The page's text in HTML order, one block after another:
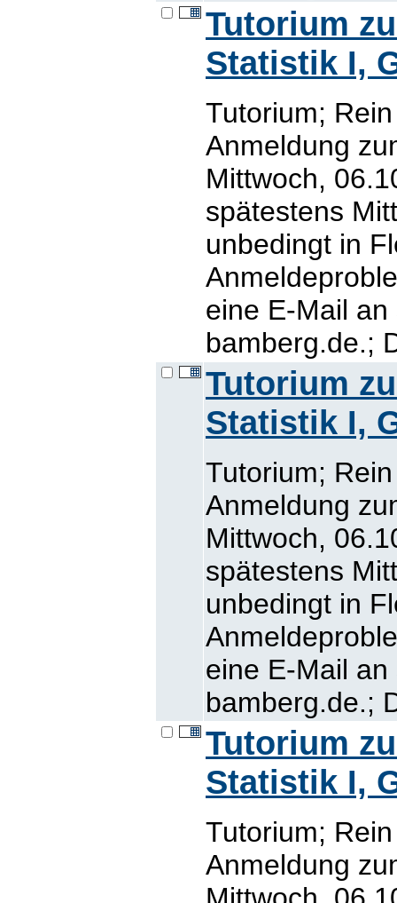
Tutorium
Statistik I,
Tutorium;
Anmeldung
Mittwoch,
spätestens
unbedingt in
eine E-Mail
bamberg.de.;
Tutorium
Statistik I,
Tutorium;
Anmeldung
Mittwoch,
spätestens
unbedingt in
eine E-Mail
bamberg.de.;
Tutorium
Statistik I,
Tutorium;
Anmeldung